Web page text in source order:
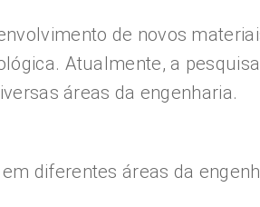
de novos
Atualmente, a
áreas da engenharia.
diferentes áreas da